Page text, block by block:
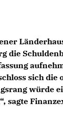
die
sich die
würde
sagte